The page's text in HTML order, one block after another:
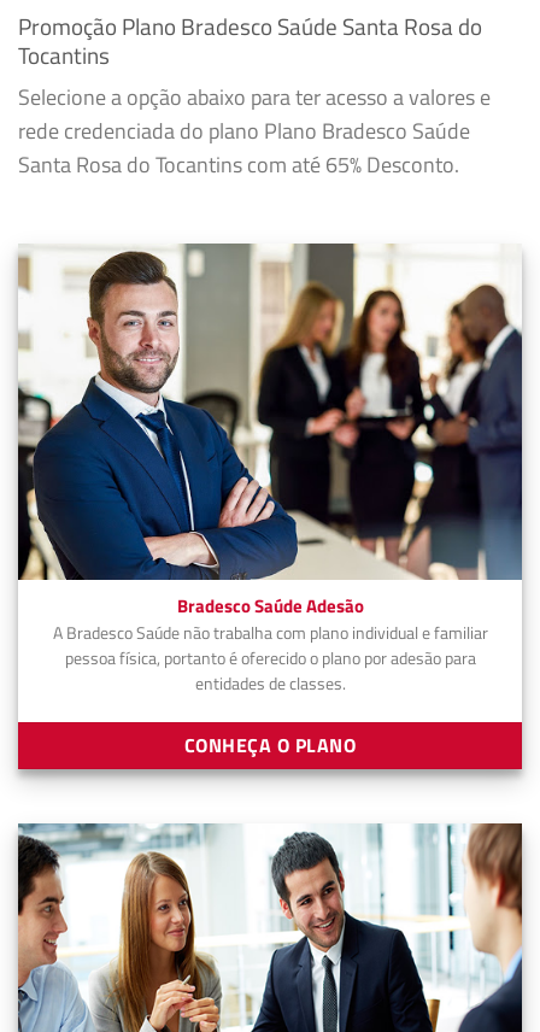
Promoção Plano Bradesco Saúde Santa Rosa do
Tocantins
Selecione a opção abaixo para ter acesso a valores e
rede credenciada do plano Plano Bradesco Saúde
Santa Rosa do Tocantins com até 65% Desconto.
Bradesco Saúde Adesão
A Bradesco Saúde não trabalha com plano individual e familiar
pessoa física, portanto é oferecido o plano por adesão para
entidades de classes.
CONHEÇA O PLANO